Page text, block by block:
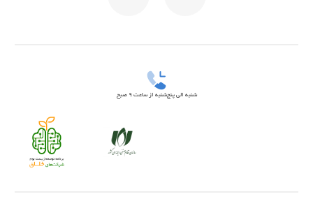
شنبه الی پنج‌شنبه از ساعت 9 صبح